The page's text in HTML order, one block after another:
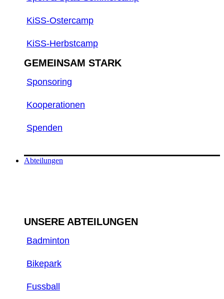
KiSS-Ostercamp
KiSS-Herbstcamp
GEMEINSAM STARK
Sponsoring
Kooperationen
Spenden
Abteilungen
UNSERE ABTEILUNGEN
Badminton
Bikepark
Fussball